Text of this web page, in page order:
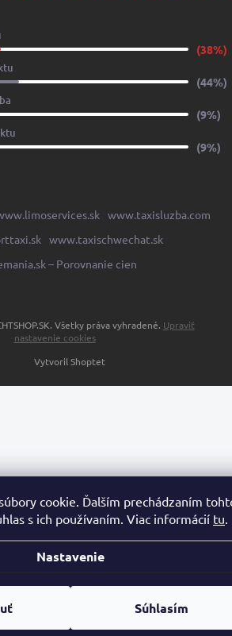
cookie. Ďalším prechádzaním
s ich používaním. Viac informácií tu.
Nastavenie
Súhlasím
(38%)
(44%)
(9%)
(9%)
www.taxisluzba.com
www.taxischwechat.sk
– Porovnanie cien
Vytvoril Shoptet
. Všetky práva vyhradené. Upraviť
nastavenie cookies